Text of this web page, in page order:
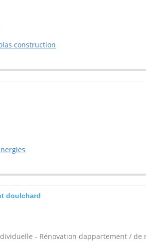
construction
doulchard
- Rénovation dappartement /